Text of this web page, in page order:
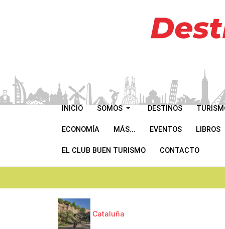
INICIO SOMOS DESTINOS
ECONOMÍA MÁS... EVENTOS LIBROS
EL CLUB BUEN TURISMO CONTACTO
Cataluña